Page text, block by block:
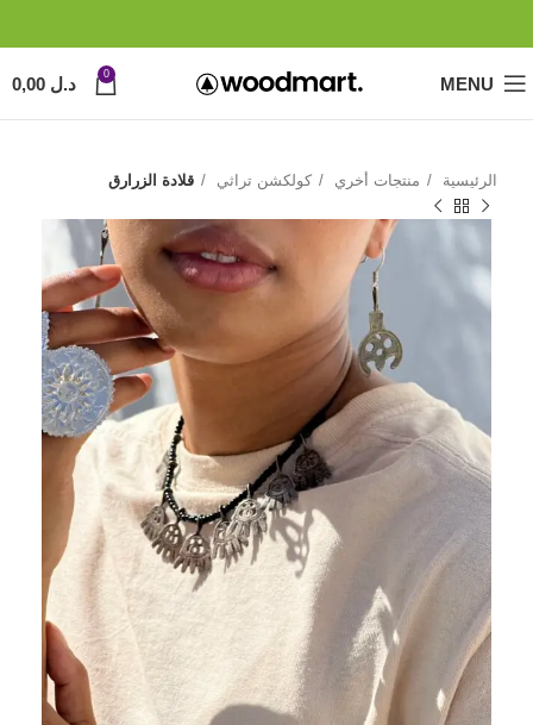
MENU
0 د.ل
الرئيسية منتجات أخري كولكشن تراثي قلادة الزرارق